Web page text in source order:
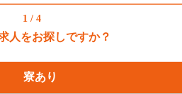
1 / 4
人をお探しですか？
寮あり